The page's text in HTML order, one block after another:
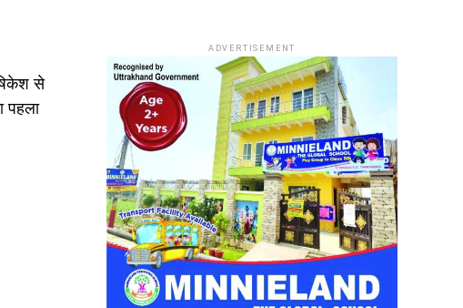
से
पहला
ADVERTISEMENT